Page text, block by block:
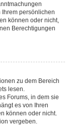
persönlichen
können oder nicht,
Berechtigungen
zu dem Bereich
lesen.
Forums, in dem sie
es von Ihren
können oder nicht.
vergeben.